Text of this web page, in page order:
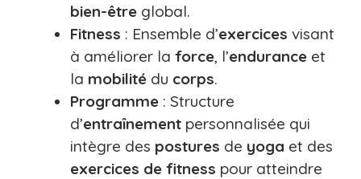
bien-être global.
Fitness : Ensemble d’exercices visant
à améliorer la force, l’endurance et
la mobilité du corps.
Programme : Structure
d’entraînement personnalisée qui
intègre des postures de yoga et des
exercices de fitness pour atteindre